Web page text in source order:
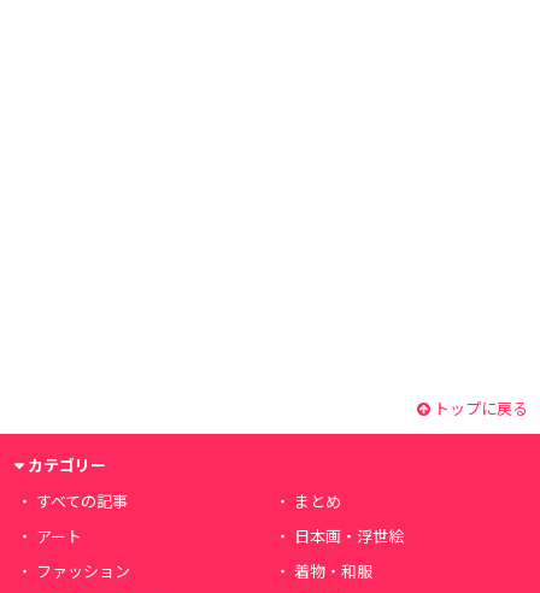
トップに戻る
カテゴリー
すべての記事
まとめ
アート
日本画・浮世絵
ファッション
着物・和服